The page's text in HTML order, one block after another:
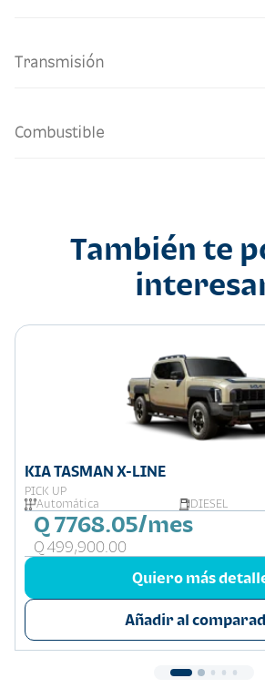
Transmisión
Combustible
También te
KIA TASMAN X-LINE
PICK UP
Automática
DIESEL
Q 7768.05/mes
Q 499,900.00
Quiero más
Añadir al